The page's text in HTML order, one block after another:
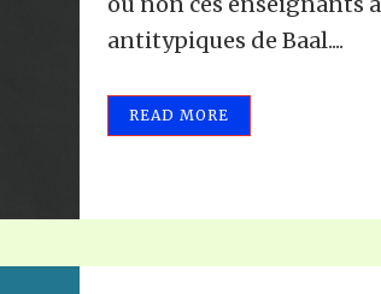
antitypiques de Baal....
READ MORE